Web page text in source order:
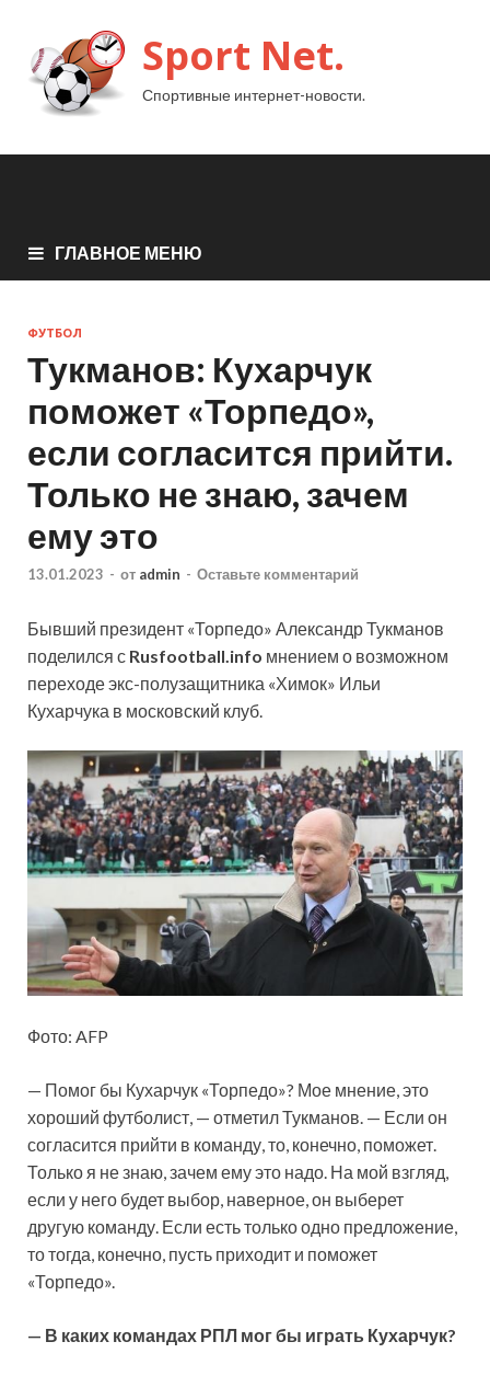
Sport Net.
Спортивные интернет-новости.
ГЛАВНОЕ МЕНЮ
ФУТБОЛ
Тукманов: Кухарчук
поможет «Торпедо»,
если согласится прийти.
Только не знаю, зачем
ему это
13.01.2023 - от admin - Оставьте комментарий
Бывший президент «Торпедо» Александр Тукманов
поделился с Rusfootball.info мнением о возможном
переходе экс-полузащитника «Химок» Ильи
Кухарчука в московский клуб.
Фото: AFP
— Помог бы Кухарчук «Торпедо»? Мое мнение, это
хороший футболист, — отметил Тукманов. — Если он
согласится прийти в команду, то, конечно, поможет.
Только я не знаю, зачем ему это надо. На мой взгляд,
если у него будет выбор, наверное, он выберет
другую команду. Если есть только одно предложение,
то тогда, конечно, пусть приходит и поможет
«Торпедо».
— В каких командах РПЛ мог бы играть Кухарчук?